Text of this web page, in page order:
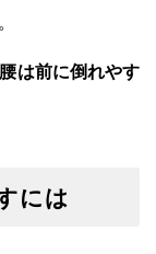
は前に倒れやす
には